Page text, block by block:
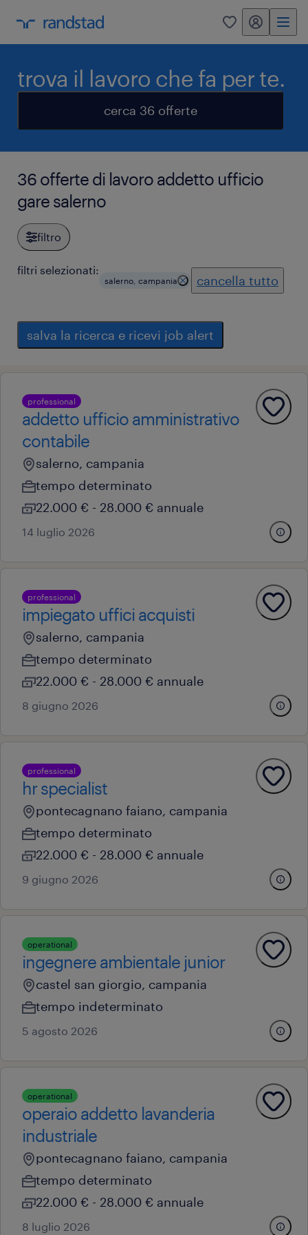
0 my randstad
trova il lavoro che fa per te.
cerca 36 offerte
36 offerte di lavoro addetto ufficio
gare salerno
filtro
filtri selezionati:
salerno, campania cancella tutto
salva la ricerca e ricevi job alert
professional
addetto ufficio amministrativo
contabile
salerno, campania
tempo determinato
22.000 € - 28.000 € annuale
14 luglio 2026
professional
impiegato uffici acquisti
salerno, campania
tempo determinato
22.000 € - 28.000 € annuale
8 giugno 2026
professional
hr specialist
pontecagnano faiano, campania
tempo determinato
22.000 € - 28.000 € annuale
9 giugno 2026
operational
ingegnere ambientale junior
castel san giorgio, campania
tempo indeterminato
5 agosto 2026
operational
operaio addetto lavanderia
industriale
pontecagnano faiano, campania
tempo determinato
22.000 € - 28.000 € annuale
8 luglio 2026